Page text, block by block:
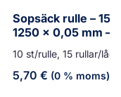
Sopsäck rulle –
1250 x 0,05 mm –
10 st/rulle, 15 rullar/
5,70 € (0 % moms)